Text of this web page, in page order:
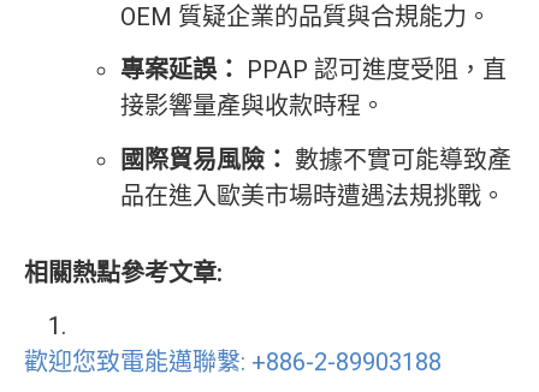
OEM 質疑企業的品質與合規能力。
專案延誤： PPAP 認可進度受阻，直
接影響量產與收款時程。
國際貿易風險： 數據不實可能導致產
品在進入歐美市場時遭遇法規挑戰。
相關熱點參考文章:
歡迎您致電能邁聯繫: +886-2-89903188